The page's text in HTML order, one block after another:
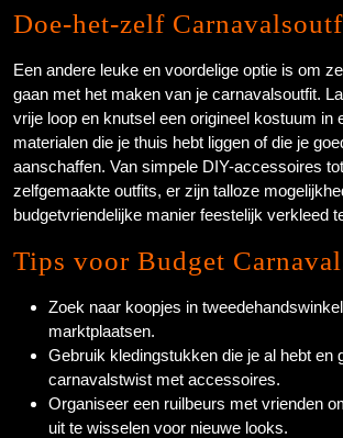
Doe-het-zelf
Een andere leuke en voordelige optie is om
gaan met het maken van je carnavalsoutfit.
vrije loop en knutsel een origineel kostuum in
materialen die je thuis hebt liggen of die je
aanschaffen. Van simpele DIY-accessoires
zelfgemaakte outfits, er zijn talloze
budgetvriendelijke manier feestelijk verkleed
Tips voor Budget
Zoek naar koopjes in
marktplaatsen.
Gebruik kledingstukken die je al hebt en
carnavalstwist met accessoires.
Organiseer een ruilbeurs met vrienden
uit te wisselen voor nieuwe looks.